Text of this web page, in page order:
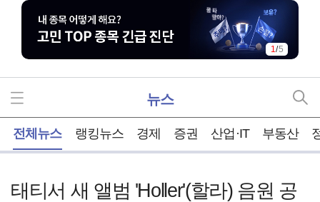
1/5
뉴스
전체뉴스 랭킹뉴스 경제 증권 산업·IT 부동산
태티서 새 앨범 'Holler'(할라) 음원 공